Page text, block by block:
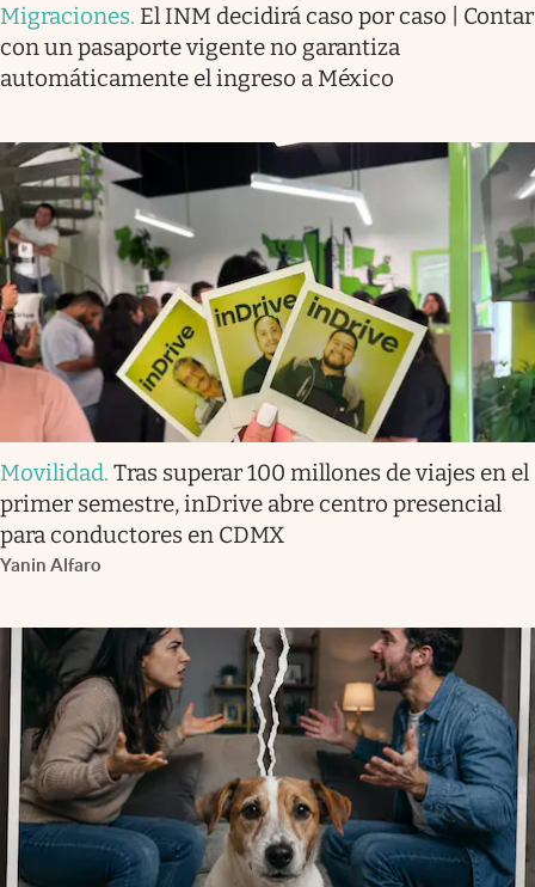
Migraciones. El INM decidirá caso por caso | Contar
con un pasaporte vigente no garantiza
automáticamente el ingreso a México
Movilidad. Tras superar 100 millones de viajes en el
primer semestre, inDrive abre centro presencial
para conductores en CDMX
Yanin Alfaro